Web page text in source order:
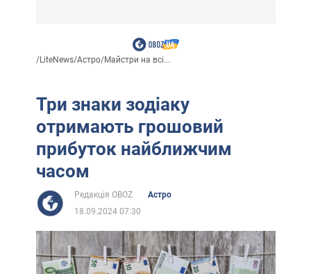
/LiteNews/Астро/Майстри на всі...
Три знаки зодіаку
отримають грошовий
прибуток найближчим
часом
Редакція OBOZ
Астро
18.09.2024 07:30